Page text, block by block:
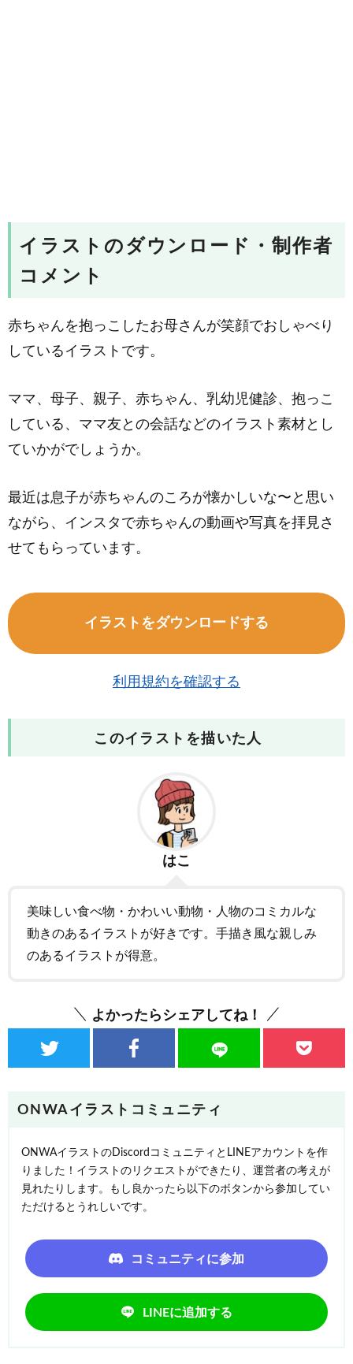
イラストのダウンロード・制作者
コメント
赤ちゃんを抱っこしたお母さんが笑顔でおしゃべり
しているイラストです。
ママ、母子、親子、赤ちゃん、乳幼児健診、抱っこ
している、ママ友との会話などのイラスト素材とし
ていかがでしょうか。
最近は息子が赤ちゃんのころが懐かしいな〜と思い
ながら、インスタで赤ちゃんの動画や写真を拝見さ
せてもらっています。
イラストをダウンロードする
利用規約を確認する
このイラストを描いた人
はこ
美味しい食べ物・かわいい動物・人物のコミカルな
動きのあるイラストが好きです。手描き風な親しみ
のあるイラストが得意。
よかったらシェアしてね！
ONWAイラストコミュニティ
ONWAイラストのDiscordコミュニティとLINEアカウントを作
りました！イラストのリクエストができたり、運営者の考えが
見れたりします。もし良かったら以下のボタンから参加してい
ただけるとうれしいです。
コミュニティに参加
LINEに追加する